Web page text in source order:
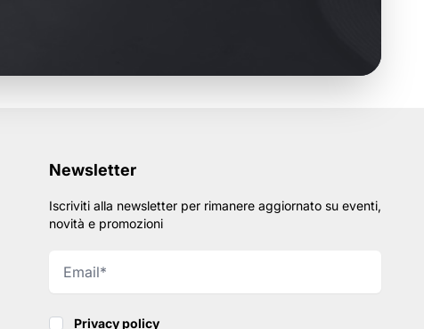
Newsletter
Iscriviti alla newsletter per rimanere aggiornato su eventi,
novità e promozioni
Privacy policy